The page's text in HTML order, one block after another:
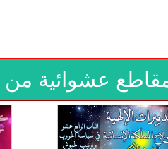
عشوائية من